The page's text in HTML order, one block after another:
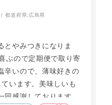
都道府県: 広島県
とやみつきになりま
ぶので定期便で取り寄
辛いので、薄味好きの
います。美味しいも
感謝しております。